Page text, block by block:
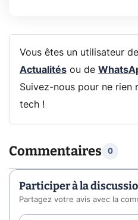
Vous êtes un utilisateur de
Actualitésou de
Suivez-nous pour ne rien
tech !
Commentaires 0
Participer à la
Partagez votre avis avec la